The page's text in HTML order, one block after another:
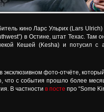
кино Ларс Ульрих (Lars
в Остине, штат Техас. Там
Кешей (Kesha) и потусил с
фото-отчёте,
что с события прошло более
В частности в посте про “Some